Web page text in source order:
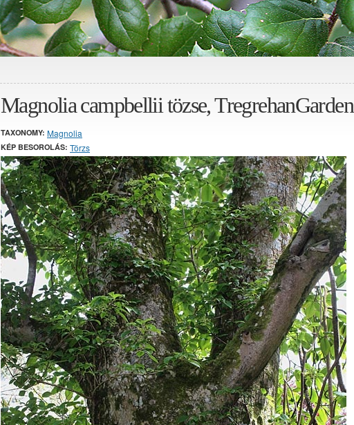
Magnolia campbellii tözse, TregrehanGarden
TAXONOMY: Magnolia
KÉP BESOROLÁS: Törzs